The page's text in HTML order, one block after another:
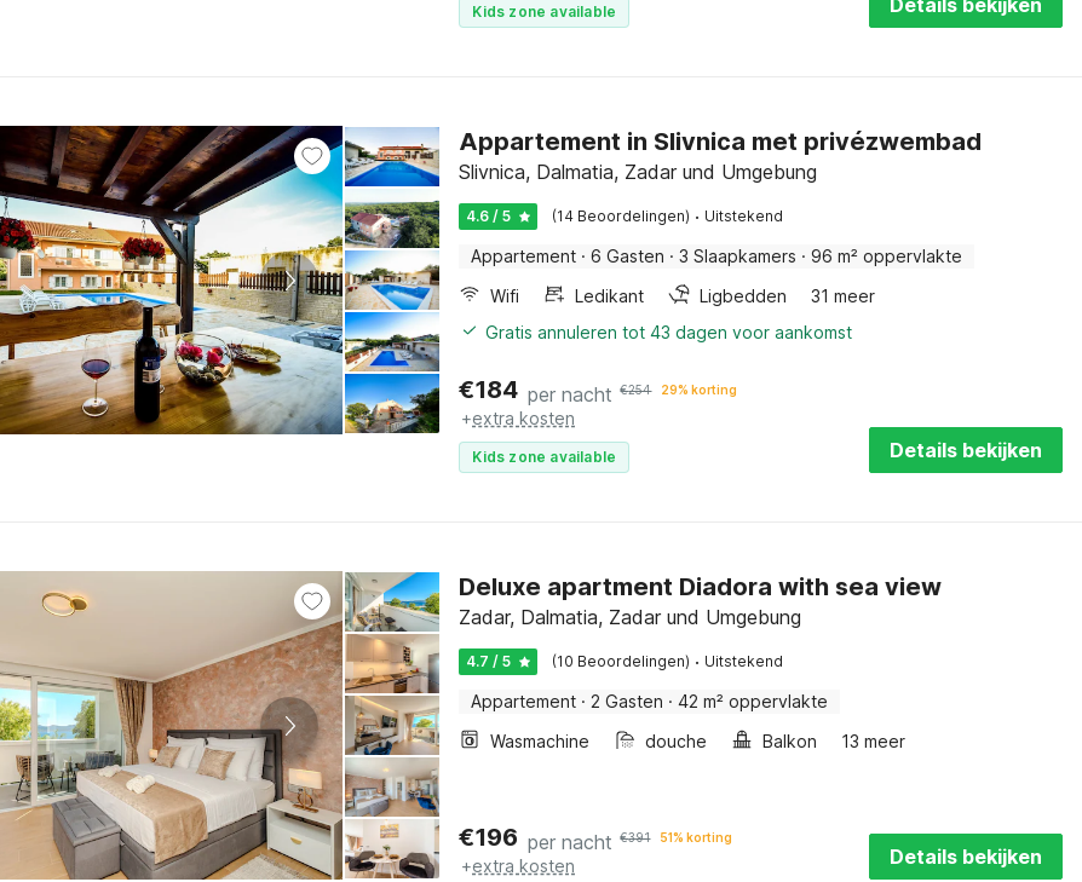
Kids zone available Details bekijken
Appartement in Slivnica met privézwembad
Slivnica, Dalmatia, Zadar und Umgebung
4.6 / 5 (14 Beoordelingen) · Uitstekend
Appartement · 6 Gasten · 3 Slaapkamers · 96 m² oppervlakte
Wifi
Ledikant Ligbedden
31 meer
Gratis annuleren tot 43 dagen voor aankomst
€184 per nacht €254 29% korting
+extra kosten
Kids zone available Details bekijken
Deluxe apartment Diadora with sea view
Zadar, Dalmatia, Zadar und Umgebung
4.7 / 5 (10 Beoordelingen) · Uitstekend
Appartement · 2 Gasten · 42 m² oppervlakte
Wasmachine
douche Balkon 13 meer
€196 per nacht €391 51% korting
+extra kosten Details bekijken